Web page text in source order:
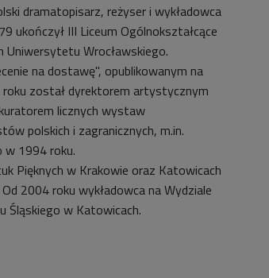
dramatopisarz, reżyser i wykładowca
ukończył III Liceum Ogólnokształcące
Wrocławskiego.
na dostawę", opublikowanym na
został dyrektorem artystycznym
licznych wystaw
polskich i zagranicznych, m.in.
w 1994 roku.
Pięknych w Krakowie oraz Katowicach
2004 roku wykładowca na Wydziale
Śląskiego w Katowicach.